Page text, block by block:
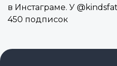
в Инстаграме. У
450 подписок